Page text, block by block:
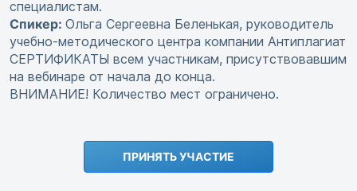
специалистам.
Спикер: Ольга Сергеевна Беленькая, руководитель
учебно-методического центра компании Антиплагиат
СЕРТИФИКАТЫ всем участникам, присутствовавшим
на вебинаре от начала до конца.
ВНИМАНИЕ! Количество мест ограничено.
ПРИНЯТЬ УЧАСТИЕ